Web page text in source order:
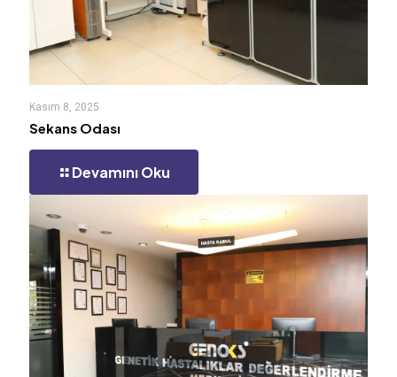
Kasım 8, 2025
Sekans Odası
Devamını Oku